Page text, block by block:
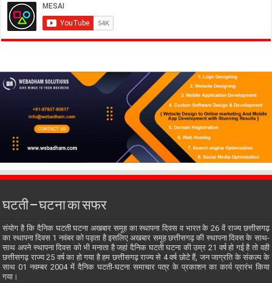
घटती – घटना का सफर
संयोग है कि दैनिक घटती घटना अखबार समूह का स्थापना दिवस व भारत के 26 वें राज्य छत्तीसगढ़
का स्थापना दिवस 1 नवंबर को पड़ता है इसलिए अखबार समूह छत्तीसगढ़ की स्थापना दिवस के साथ-
साथ अपने स्थापना दिवस को भी मनाता है जहां दैनिक घटती घटना की उम्र 21 वर्ष हो गई है तो वही
छत्तीसगढ़ राज्य 25 वर्ष का हो गया है हम छत्तीसगढ़ राज्य से 4 वर्ष छोटे हैं, जन जाग्रति के संकल्प के
साथ 01 नवम्बर 2004 में दैनिक घटती-घटना समाचार पत्र के प्रकाशन का कार्य प्रारंभ किया
गया।